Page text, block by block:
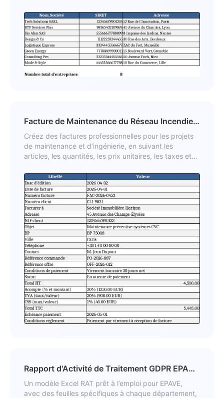
Facture de Maintenance du Réseau Incendie
Modèle
Créez des factures professionnelles pour les projets
de maintenance et d’ingénierie, en suivant les
articles, les quantités, les prix unitaires, les taxes et
Rapport d'Activité de Traitement GDPR EPAVE
Modèle
Un modèle Excel RAT prêt à l’emploi pour EPAVE,
avec des feuilles spécifiques à chaque département,